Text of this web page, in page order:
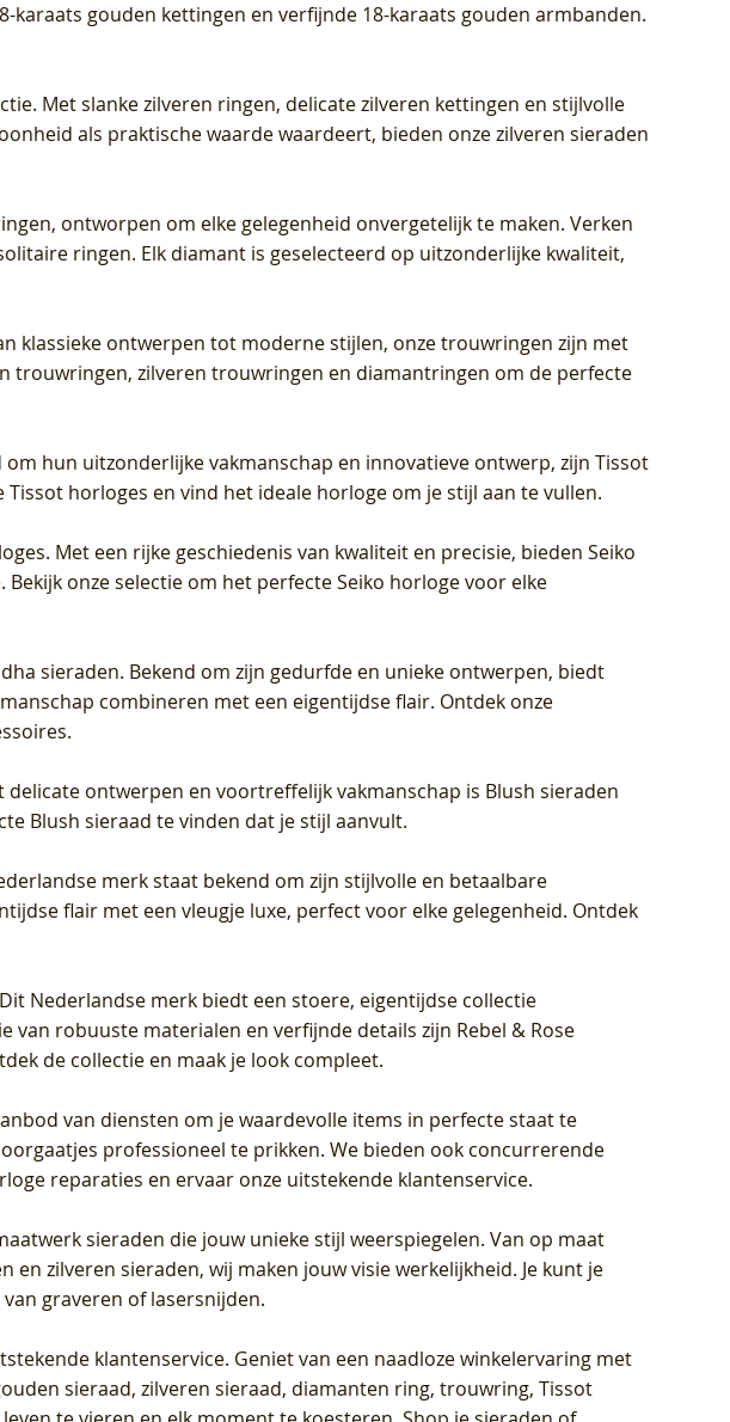
gouden kettingen en verfijnde 18-karaats gouden armbanden.
Met slanke zilveren ringen, delicate zilveren kettingen en stijlvolle
als praktische waarde waardeert, bieden onze zilveren sieraden
ontworpen om elke gelegenheid onvergetelijk te maken. Verken
ringen. Elk diamant is geselecteerd op uitzonderlijke kwaliteit,
klassieke ontwerpen tot moderne stijlen, onze trouwringen zijn met
trouwringen, zilveren trouwringen en diamantringen om de perfecte
hun uitzonderlijke vakmanschap en innovatieve ontwerp, zijn Tissot
horloges en vind het ideale horloge om je stijl aan te vullen.
Met een rijke geschiedenis van kwaliteit en precisie, bieden Seiko
onze selectie om het perfecte Seiko horloge voor elke
sieraden. Bekend om zijn gedurfde en unieke ontwerpen, biedt
combineren met een eigentijdse flair. Ontdek onze
ontwerpen en voortreffelijk vakmanschap is Blush sieraden
Blush sieraad te vinden dat je stijl aanvult.
merk staat bekend om zijn stijlvolle en betaalbare
flair met een vleugje luxe, perfect voor elke gelegenheid. Ontdek
Nederlandse merk biedt een stoere, eigentijdse collectie
robuuste materialen en verfijnde details zijn Rebel & Rose
de collectie en maak je look compleet.
van diensten om je waardevolle items in perfecte staat te
professioneel te prikken. We bieden ook concurrerende
reparaties en ervaar onze uitstekende klantenservice.
sieraden die jouw unieke stijl weerspiegelen. Van op maat
zilveren sieraden, wij maken jouw visie werkelijkheid. Je kunt je
graveren of lasersnijden.
klantenservice. Geniet van een naadloze winkelervaring met
sieraad, zilveren sieraad, diamanten ring, trouwring, Tissot